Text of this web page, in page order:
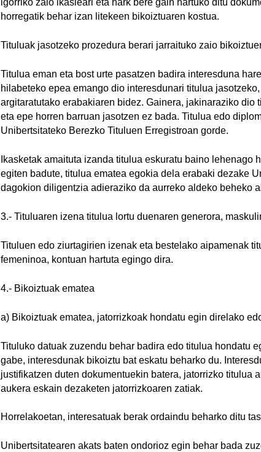
igorriko zaio ikasleari eta hark bere gain hartuko ditu
horregatik behar izan litekeen bikoiztuaren kostua.
Tituluak jasotzeko prozedura berari jarraituko zaio
Titulua eman eta bost urte pasatzen badira interesduna
hilabeteko epea emango dio interesdunari titulua
argitaratutako erabakiaren bidez. Gainera, jakinaraziko
eta epe horren barruan jasotzen ez bada. Titulua edo
Unibertsitateko Berezko Tituluen Erregistroan gorde.
Ikasketak amaituta izanda titulua eskuratu baino
egiten badute, titulua ematea egokia dela erabaki dezake
dagokion diligentzia adieraziko da aurreko aldeko beheko
3.- Tituluaren izena titulua lortu duenaren generora,
Tituluen edo ziurtagirien izenak eta bestelako aipamenak
femeninoa, kontuan hartuta egingo dira.
4.- Bikoiztuak ematea
a) Bikoiztuak ematea, jatorrizkoak hondatu egin direlako
Tituluko datuak zuzendu behar badira edo titulua hondatu
gabe, interesdunak bikoiztu bat eskatu beharko du.
justifikatzen duten dokumentuekin batera, jatorrizko titulua
aukera eskain dezaketen jatorrizkoaren zatiak.
Horrelakoetan, interesatuak berak ordaindu beharko ditu
Unibertsitatearen akats baten ondorioz egin behar bada